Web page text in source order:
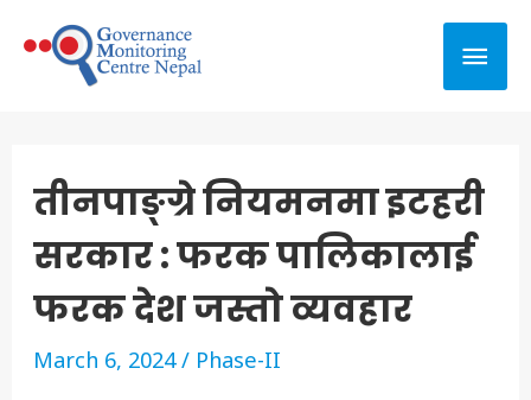
तीनपाङ्ग्रे नियमनमा इटहरी
सरकार : फरक पालिकालाई
फरक देश जस्तो व्यवहार
March 6, 2024/ Phase-II